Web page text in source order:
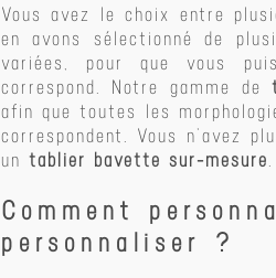
Vous avez le choix entre
en avons sélectionné de
variées, pour que vous
correspond. Notre gamme de
afin que toutes les
correspondent. Vous n’avez
un tablier bavette sur-mesure.
Comment
personnaliser ?